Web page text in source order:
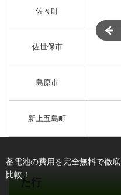
佐々町
佐世保市
島原市
新上五島町
た行
蓄電池の費用を完全無料で徹底
比較！